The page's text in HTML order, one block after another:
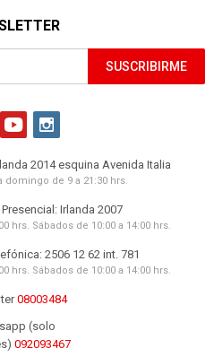
SUSCRIBIRME
 
2014 esquina Avenida Italia
domingo de 9 a 21:30 hrs.
Irlanda 2007
hrs. Sábados de 10:00 a 14:00 hrs.
2506 12 62 int. 781
hrs. Sábados de 10:00 a 14:00 hrs.
08003484
(solo
092093467